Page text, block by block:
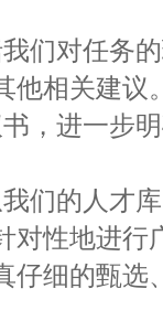
们对任务
他相关建议
，进一步
们的人才
对性地进
仔细的甄